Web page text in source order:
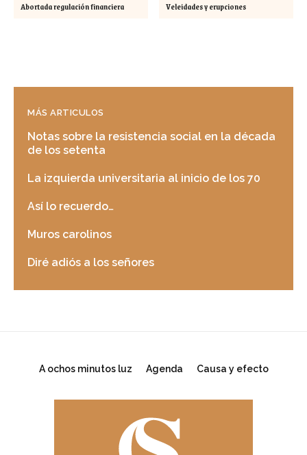
Abortada regulación financiera Veleidades y erupciones
MÁS ARTICULOS
Notas sobre la resistencia social en la década
de los setenta
La izquierda universitaria al inicio de los 70
Así lo recuerdo…
Muros carolinos
Diré adiós a los señores
A ochos minutos luz Agenda Causa y efecto